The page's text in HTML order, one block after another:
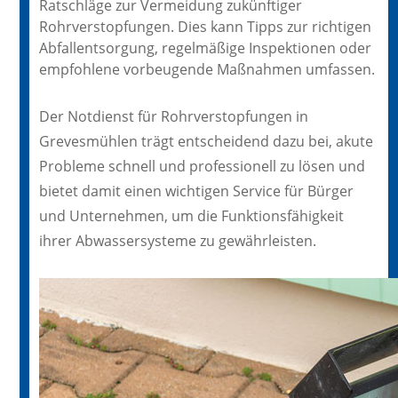
Ratschläge zur Vermeidung zukünftiger
Rohrverstopfungen. Dies kann Tipps zur richtigen
Abfallentsorgung, regelmäßige Inspektionen oder
empfohlene vorbeugende Maßnahmen umfassen.
Der Notdienst für Rohrverstopfungen in
Grevesmühlen trägt entscheidend dazu bei, akute
Probleme schnell und professionell zu lösen und
bietet damit einen wichtigen Service für Bürger
und Unternehmen, um die Funktionsfähigkeit
ihrer Abwassersysteme zu gewährleisten.